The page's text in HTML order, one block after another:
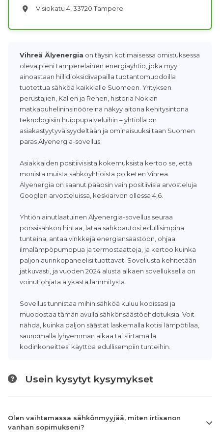
Visiokatu 4, 33720 Tampere
Vihreä Älyenergia on täysin kotimaisessa omistuksessa
oleva pieni tamperelainen energiayhtiö, joka myy
ainoastaan hiilidioksidivapailla tuotantomuodoilla
tuotettua sähköä kaikkialle Suomeen. Yrityksen
perustajien, Kallen ja Renen, historia Nokian
matkapuhelininsinööreinä näkyy aitona kehitysintona
teknologisiin huippupalveluihin – yhtiöllä on
asiakastyytyväisyydeltään ja ominaisuuksiltaan Suomen
paras Älyenergia-sovellus.
Asiakkaiden positiivisista kokemuksista kertoo se, että
monista muista sähköyhtiöistä poiketen Vihreä
Älyenergia on saanut pääosin vain positiivisia arvosteluja
Googlen arvosteluissa, keskiarvon ollessa 4,6.
Yhtiön ainutlaatuinen Älyenergia-sovellus seuraa
pörssisähkön hintaa, lataa sähköautosi edullisimpina
tunteina, antaa vinkkejä energiansäästöön, ohjaa
ilmalämpöpumppua ja termostaatteja, ja kertoo kuinka
paljon aurinkopaneelisi tuottavat. Sovellusta kehitetään
jatkuvasti, ja vuoden 2024 alusta alkaen sovelluksella on
voinut ohjata älykästä lämmitystä.
Sovellus tunnistaa mihin sähköä kuluu kodissasi ja
muodostaa tämän avulla sähkönsäästöehdotuksia. Voit
nähdä, kuinka paljon säästät laskemalla kotisi lämpötilaa,
saunomalla lyhyemmän aikaa tai siirtämällä
kodinkoneittesi käyttöä edullisempiin tunteihin.
Usein kysytyt kysymykset
Olen vaihtamassa sähkönmyyjää, miten irtisanon
vanhan sopimukseni?